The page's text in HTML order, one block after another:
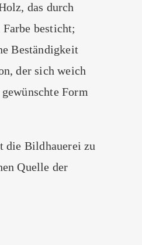
das durch
besticht;
Beständigkeit
der sich weich
Form
die Bildhauerei zu
Quelle der